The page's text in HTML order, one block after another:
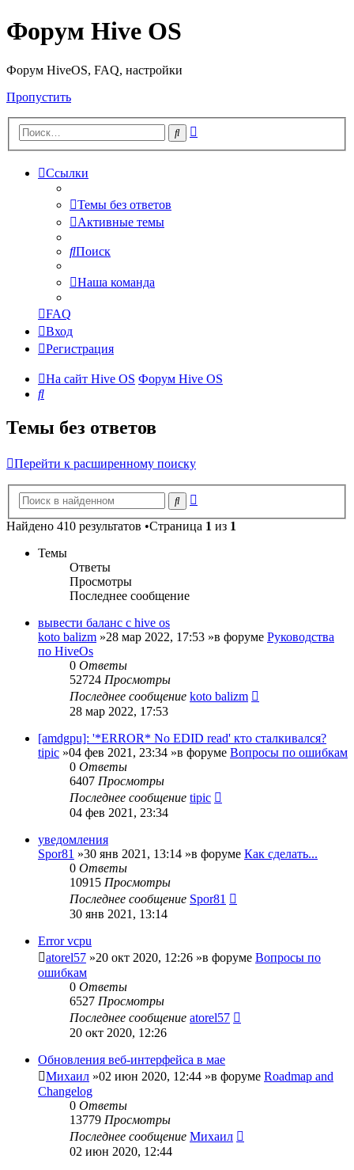
Форум Hive OS
Форум HiveOS, FAQ, настройки
Пропустить
Поиск
Ссылки
Темы без ответов
Активные темы
Поиск
Наша команда
FAQ
Вход
Регистрация
На сайт Hive OS Форум Hive OS
Поиск
Темы без ответов
Перейти к расширенному поиску
Поиск
Найдено 410 результатов •Страница 1 из 1
Темы
Ответы
Просмотры
Последнее сообщение
вывести баланс с hive os
koto balizm »28 мар 2022, 17:53 »в форуме Руководства
по HiveOs
0 Ответы
52724 Просмотры
Последнее сообщение koto balizm
28 мар 2022, 17:53
[amdgpu]: '*ERROR* No EDID read' кто сталкивался?
tipic »04 фев 2021, 23:34 »в форуме Вопросы по ошибкам
0 Ответы
6407 Просмотры
Последнее сообщение tipic
04 фев 2021, 23:34
уведомления
Spor81 »30 янв 2021, 13:14 »в форуме Как сделать...
0 Ответы
10915 Просмотры
Последнее сообщение Spor81
30 янв 2021, 13:14
Error vcpu
atorel57 »20 окт 2020, 12:26 »в форуме Вопросы по
ошибкам
0 Ответы
6527 Просмотры
Последнее сообщение atorel57
20 окт 2020, 12:26
Обновления веб-интерфейса в мае
Михаил »02 июн 2020, 12:44 »в форуме Roadmap and
Changelog
0 Ответы
13779 Просмотры
Последнее сообщение Михаил
02 июн 2020, 12:44